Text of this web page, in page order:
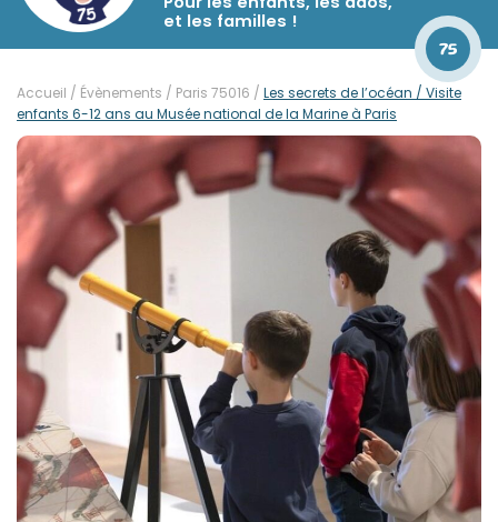
et les familles !
75
Accueil / Évènements / Paris 75016 / Les secrets de l’océan / Visite
enfants 6-12 ans au Musée national de la Marine à Paris